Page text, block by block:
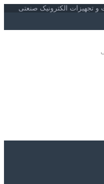
تجهیزات الکترونیک صنعتی